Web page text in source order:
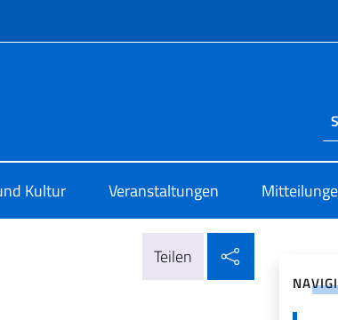
Suchen
Kultur Veranstaltungen
Teilen